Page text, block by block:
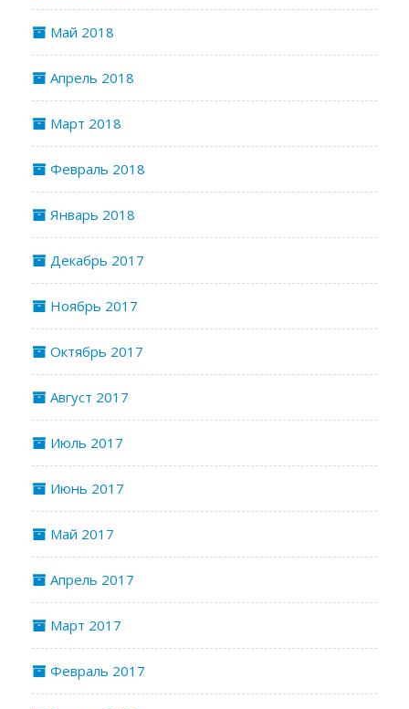
Май 2018
Апрель 2018
Март 2018
Февраль 2018
Январь 2018
Декабрь 2017
Ноябрь 2017
Октябрь 2017
Август 2017
Июль 2017
Июнь 2017
Май 2017
Апрель 2017
Март 2017
Февраль 2017